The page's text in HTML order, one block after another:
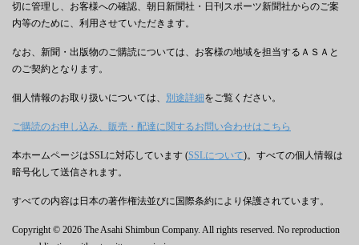
切に管理し、お客様への確認、朝日新聞社・日刊スポーツ新聞社からのご案
内等のために、利用させていただきます。
なお、新聞・出版物のご購読については、お客様の地域を担当するＡＳＡと
のご契約となります。
個人情報のお取り扱いについては、 別途詳細をご覧ください。
ご購読のお申し込み、販売・配達に関するお問い合わせはこちら
本ホームページはSSLに対応しています (SSLについて)。すべての個人情報は
暗号化して送信されます。
すべての内容は日本の著作権法並びに国際条約により保護されています。
Copyright © 2026 The Asahi Shimbun Company. All rights reserved. No reproduction